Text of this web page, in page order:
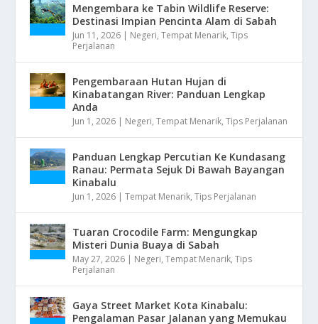
Mengembara ke Tabin Wildlife Reserve:
Destinasi Impian Pencinta Alam di Sabah
Jun 11, 2026 | Negeri,Tempat Menarik,Tips
Perjalanan
Pengembaraan Hutan Hujan di
Kinabatangan River: Panduan Lengkap
Anda
Jun 1, 2026 | Negeri,Tempat Menarik,Tips Perjalanan
Panduan Lengkap Percutian Ke Kundasang
Ranau: Permata Sejuk Di Bawah Bayangan
Kinabalu
Jun 1, 2026 |Tempat Menarik,Tips Perjalanan
Tuaran Crocodile Farm: Mengungkap
Misteri Dunia Buaya di Sabah
May 27, 2026 | Negeri,Tempat Menarik,Tips
Perjalanan
Gaya Street Market Kota Kinabalu:
Pengalaman Pasar Jalanan yang Memukau